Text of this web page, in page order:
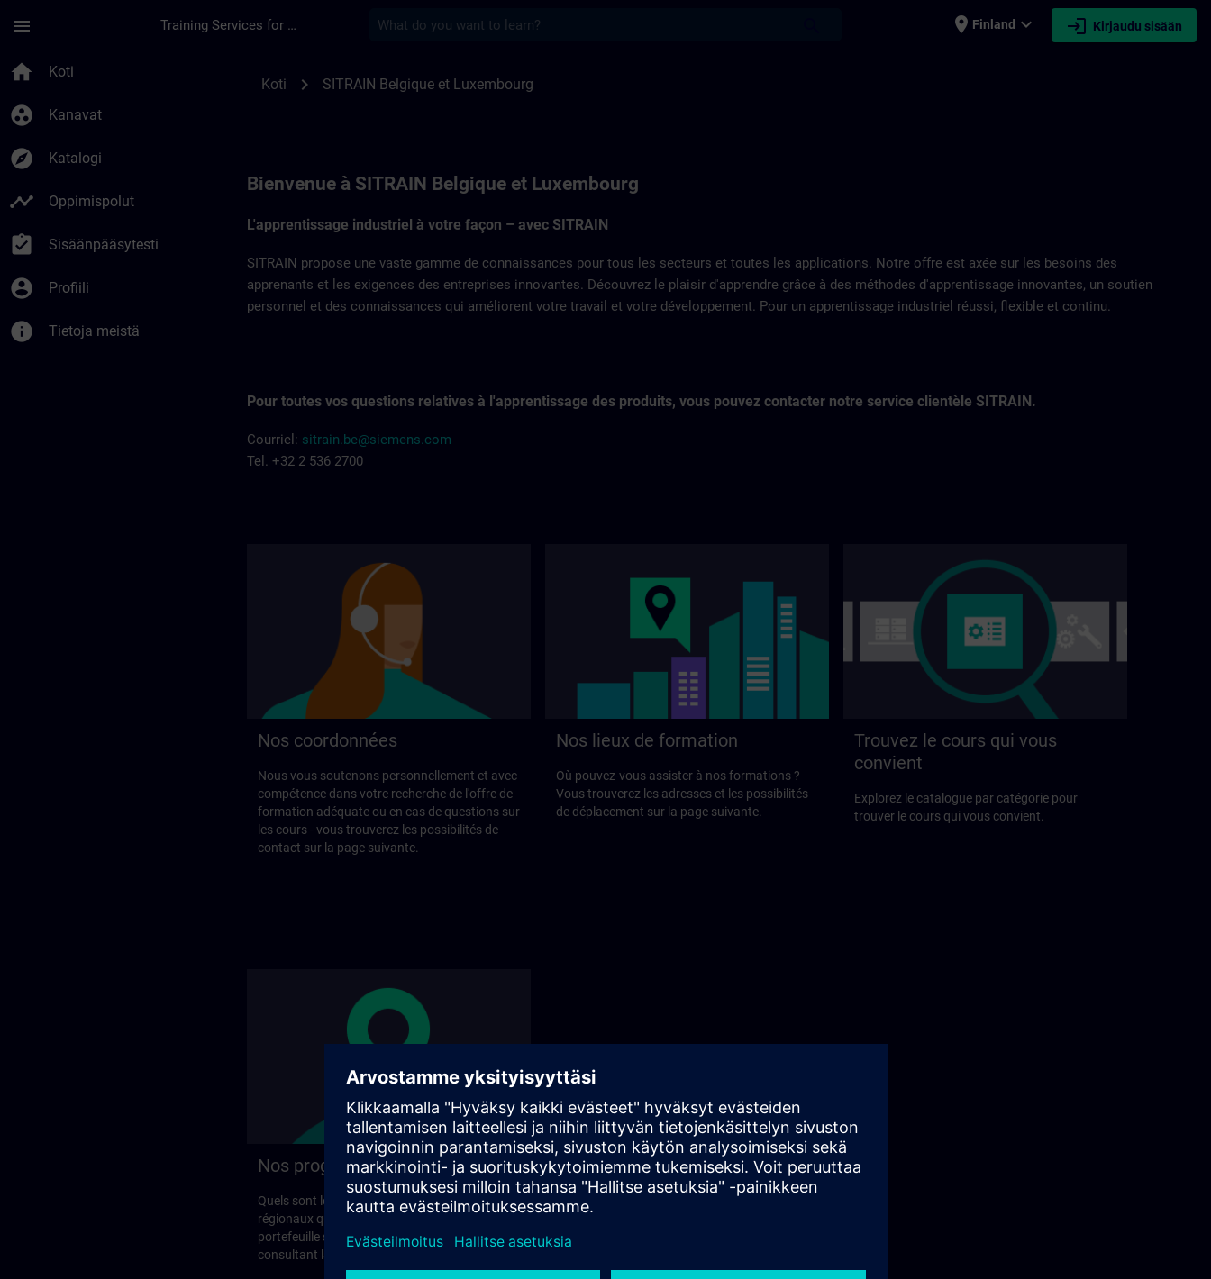
menu Training Services for Digital Industries place Finland expand_more login Kirjaudu sisään
home Koti
group_work Kanavat
explore Katalogi
timeline Oppimispolut
assignment_turned_in Sisäänpääsytesti
account_circle Profiili
info Tietoja meistä
Koti chevron_right SITRAIN Belgique et Luxembourg
Bienvenue à SITRAIN Belgique et Luxembourg
L'apprentissage industriel à votre façon – avec SITRAIN
SITRAIN propose une vaste gamme de connaissances pour tous les secteurs et toutes les applications. Notre offre est axée sur les besoins des
apprenants et les exigences des entreprises innovantes. Découvrez le plaisir d'apprendre grâce à des méthodes d'apprentissage innovantes, un soutien
personnel et des connaissances qui améliorent votre travail et votre développement. Pour un apprentissage industriel réussi, flexible et continu.
Pour toutes vos questions relatives à l'apprentissage des produits, vous pouvez contacter notre service clientèle SITRAIN.
Courriel: sitrain.be@siemens.com
Tel. +32 2 536 2700
Nos coordonnées
Nous vous soutenons personnellement et avec
compétence dans votre recherche de l'offre de
formation adéquate ou en cas de questions sur
les cours - vous trouverez les possibilités de
contact sur la page suivante.
Nos lieux de formation
Où pouvez-vous assister à nos formations ?
Vous trouverez les adresses et les possibilités
de déplacement sur la page suivante.
Trouvez le cours qui vous
convient
Explorez le catalogue par catégorie pour
trouver le cours qui vous convient.
Nos programmes régionaux
Quels sont les programmes de formation
régionaux que SITRAIN propose en plus du
portefeuille standard ? Vous en saurez plus en
consultant la page suivante.